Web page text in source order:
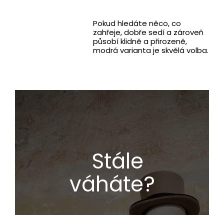
Pokud hledáte něco, co
zahřeje, dobře sedí a zároveň
působí klidně a přirozeně,
modrá varianta je skvělá volba.
Stále
váháte?